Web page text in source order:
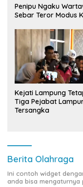
Penipu Ngaku
Sebar Teror Modus
Kejati Lampung
Tiga Pejabat
Tersangka
Berita Olahraga
Ini contoh widget
anda bisa